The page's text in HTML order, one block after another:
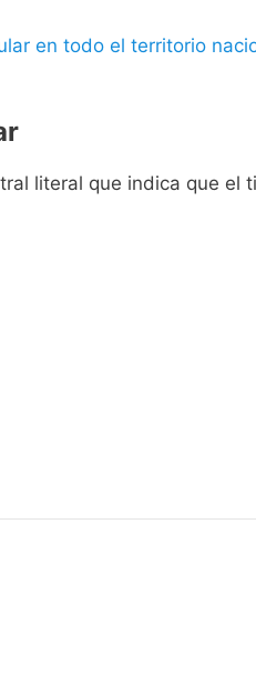
en todo el territorio
literal que indica que el